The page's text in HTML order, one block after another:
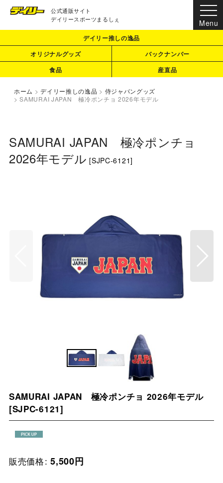
公式通販サイト
デイリースポーツまるしぇ
デイリー推しの逸品
オリジナルグッズ
バックナンバー
食品
産直品
ホーム > デイリー推しの逸品 > 侍ジャパングッズ
> SAMURAI JAPAN 極冷ポンチョ 2026年モデル
SAMURAI JAPAN 極冷ポンチョ
2026年モデル [SJPC-6121]
SAMURAI JAPAN 極冷ポンチョ 2026年モデル
[SJPC-6121]
販売価格: 5,500円